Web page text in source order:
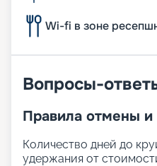
Wi-fi в зоне
Вопросы-
Правила отмены и
Количество дней до
удержания от